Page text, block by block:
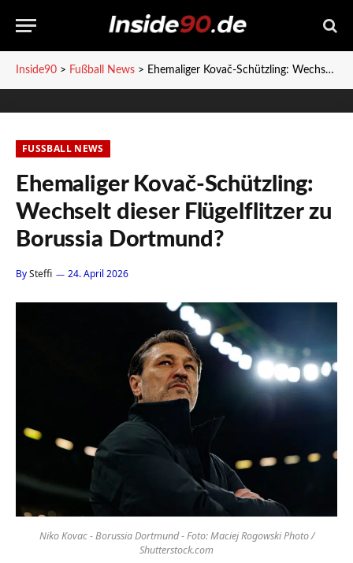
Inside90 > Fußball News > Ehemaliger Kovač-Schützling: Wechselt dieser Flügelflitzer zu Borussia Dortmund?
FUSSBALL NEWS
Ehemaliger Kovač-Schützling:
Wechselt dieser Flügelflitzer zu
Borussia Dortmund?
BySteffi 24. April 2026
Niko Kovac - Borussia Dortmund - Foto: Maciej Rogowski Photo /
Shutterstock.com